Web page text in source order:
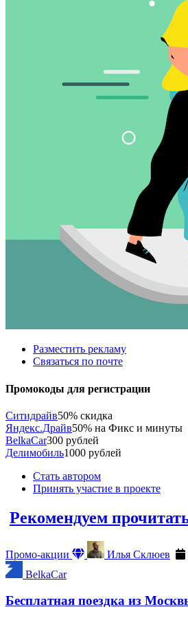
Разместить рекламу
Связаться по почте
Промокоды для регистрации
Ситидрайв50% скидка
Яндекс.Драйв50% на Фикс и минуты
BelkaCar300 рублей
Делимобиль1000 рублей
Стать автором
Принять участие в проекте
Рекомендуем
Промо-акции Илья Склюев
BelkaCar
Бесплатная поездка из